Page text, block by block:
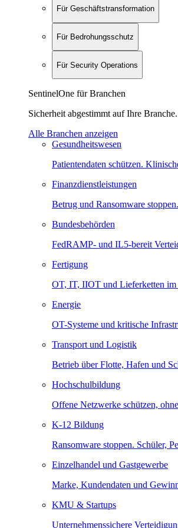
Für Geschäftstransformation
Für Bedrohungsschutz
Für Security Operations
SentinelOne für Branchen
Sicherheit abgestimmt auf Ihre Branche.
Alle Branchen anzeigen
Gesundheitswesen
Patientendaten schützen.
Finanzdienstleistungen
Betrug und Ransomware
Bundesbehörden
FedRAMP- und IL5-bereit
Fertigung
OT, IT, IIOT und Lieferketten im
Energie
OT-Systeme und kritische
Transport und Logistik
Betrieb über Flotte, Hafen und
Hochschulbildung
Offene Netzwerke schützen,
K-12 Bildung
Ransomware stoppen. Schüler,
Einzelhandel und Gastgewerbe
Marke, Kundendaten und
KMU & Startups
Unternehmenssichere